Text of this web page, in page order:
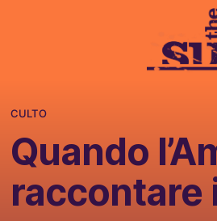
CULTO
Quando
raccontare